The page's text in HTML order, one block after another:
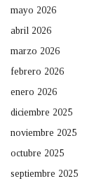
mayo 2026
abril 2026
marzo 2026
febrero 2026
enero 2026
diciembre 2025
noviembre 2025
octubre 2025
septiembre 2025